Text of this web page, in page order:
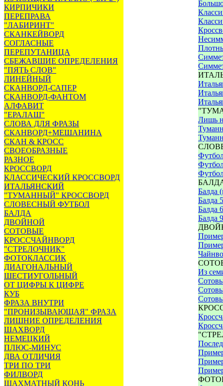
КИРПИЧИКИ
ПЕРЕПРАВА
"ЛАБИРИНТ"
СКАНКЕЙВОРД
СОГЛАСНЫЕ
ПЕРЕПУТАНИЦА
СБЕЖАВШИЕ ОПРЕДЕЛЕНИЯ
"ПЯТЬ СЛОВ"
ЛИНЕЙНЫЙ
СКАНВОРД-САПЕР
СКАНВОРД-ФАНТОМ
АЛФАВИТ
"ЕРАЛАШ"
СЛОВА ДЛЯ ФРАЗЫ
СКАНВОРД+МЕШАНИНА
СКАН & КРОСС
СВОЕОБРАЗНЫЕ
РАЗНОЕ
КРОССВОРД
КЛАССИЧЕСКИЙ КРОССВОРД
ИТАЛЬЯНСКИЙ
"ТУМАННЫЙ" КРОССВОРД
СЛОВЕСНЫЙ ФУТБОЛ
БАЛДА
ДВОЙНОЙ
СОТОВЫЕ
КРОССЧАЙНВОРД
"СТРЕЛОЧНИК"
ФОТОКЛАССИК
ДИАГОНАЛЬНЫЙ
ШЕСТИУГОЛЬНЫЙ
ОТ ЦИФРЫ К ЦИФРЕ
КУБ
ФРАЗА ВНУТРИ
"ПРОНИЗЫВАЮЩАЯ" ФРАЗА
ЛИШНИЕ ОПРЕДЕЛЕНИЯ
ШАХВОРД
НЕМЕЦКИЙ
ПЛЮС-МИНУС
ДВА ОТЛИЧИЯ
ТРИ ПО ТРИ
ФИЛВОРД
ШАХМАТНЫЙ КОНЬ
Лишь
Балда
Балда
Балда
Балда
Из